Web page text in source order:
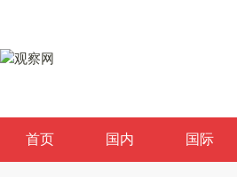
首页 国内 国际